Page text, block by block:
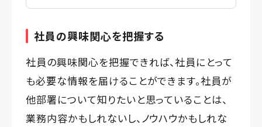
社員の興味関心を把握する
社員の興味関心を把握できれば、社員にとって
も必要な情報を届けることができます。社員が
他部署について知りたいと思っていることは、
業務内容かもしれないし、ノウハウかもしれな